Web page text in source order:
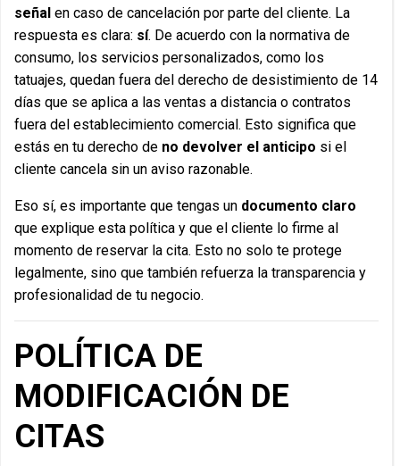
señal en caso de cancelación por parte del cliente. La
respuesta es clara: sí. De acuerdo con la normativa de
consumo, los servicios personalizados, como los
tatuajes, quedan fuera del derecho de desistimiento de 14
días que se aplica a las ventas a distancia o contratos
fuera del establecimiento comercial. Esto significa que
estás en tu derecho de no devolver el anticipo si el
cliente cancela sin un aviso razonable.
Eso sí, es importante que tengas un documento claro
que explique esta política y que el cliente lo firme al
momento de reservar la cita. Esto no solo te protege
legalmente, sino que también refuerza la transparencia y
profesionalidad de tu negocio.
POLÍTICA DE
MODIFICACIÓN DE
CITAS